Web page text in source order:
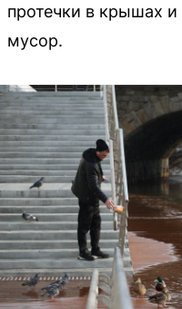
протечки в крышах
мусор.